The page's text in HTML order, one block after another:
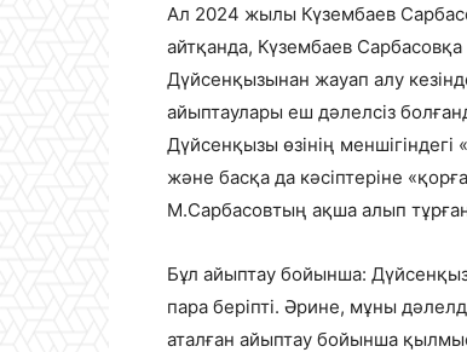
Ал 2024 жылы Күзембаев
айтқанда, Күзембаев
Дүйсенқызынан жауап алу
айыптаулары еш дәлелсіз
Дүйсенқызы өзінің
және басқа да кәсіптеріне
М.Сарбасовтың ақша алып
Бұл айыптау бойынша:
пара беріпті. Әрине, мұны
аталған айыптау бойынша